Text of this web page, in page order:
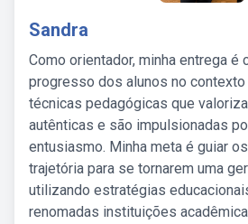
Sandra
Como orientador, minha entrega é
progresso dos alunos no contexto
técnicas pedagógicas que
autênticas e são impulsionadas
entusiasmo. Minha meta é guiar
trajetória para se tornarem uma
utilizando estratégias
renomadas instituições